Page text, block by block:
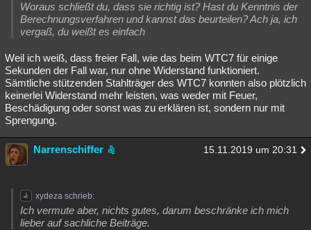
Woraus schließt du, dass sie richtig ist? Hast du Kenntnis der
Berechnungsverfahren und kannst das beurteilen? Ach ja, ich
vergaß, du weißt es einfach
Weil ich weiß, dass freier Fall, wie das beim WTC7 für einige
Sekunden der Fall war, nur ohne Widerstand funktioniert.
Sämtliche stützenden Stahlträger des WTC7 konnten also plötzlich
keinerlei Widerstand mehr leisten, was weder mit Feuer,
Beschädigung oder sonst was zu erklären ist, sondern nur mit
Sprengung.
Narrenschiffer 15.11.2019 um 20:31
xydeza schrieb:
Ich vermute aber, nichts gutes, darum beschränke ich mich
lieber auf sachliche Beiträge.